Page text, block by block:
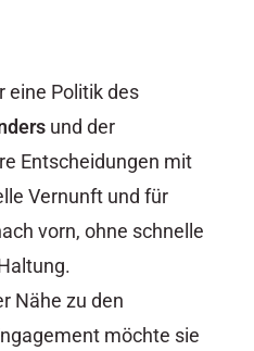
eine Politik des
und der
Entscheidungen mit
Vernunft und für
vorn, ohne schnelle
Nähe zu den
möchte sie